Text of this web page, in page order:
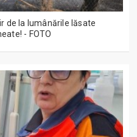
de la lumânările lăsate
- FOTO